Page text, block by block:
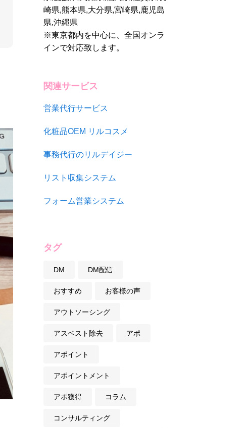
営業代行とは？アウ
ット
崎県,熊本県,大分県,宮崎県,鹿児島
県,沖縄県
※東京都内を中心に、全国オンラ
インで対応致します。
関連サービス
営業代行サービス
化粧品OEM リルコスメ
事務代行のリルデイジー
リスト収集システム
フォーム営業システム
タグ
DM DM配信
おすすめ お客様の声
アウトソーシング
アスベスト除去 アポ
アポイント
アポイントメント
アポ獲得 コラム
コンサルティング